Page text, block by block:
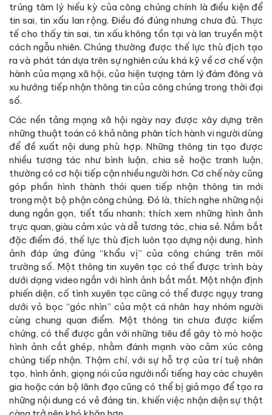
trúng tâm lý hiếu kỳ của công chúng chính là điều kiện để
tin sai, tin xấu lan rộng. Điều đó đúng nhưng chưa đủ. Thực
tế cho thấy tin sai, tin xấu không tồn tại và lan truyền một
cách ngẫu nhiên. Chúng thường được thế lực thù địch tạo
ra và phát tán dựa trên sự nghiên cứu khá kỹ về cơ chế vận
hành của mạng xã hội, của hiện tượng tâm lý đám đông và
xu hướng tiếp nhận thông tin của công chúng trong thời đại
số.
Các nền tảng mạng xã hội ngày nay được xây dựng trên
những thuật toán có khả năng phân tích hành vi người dùng
để đề xuất nội dung phù hợp. Những thông tin tạo được
nhiều tương tác như bình luận, chia sẻ hoặc tranh luận,
thường có cơ hội tiếp cận nhiều người hơn. Cơ chế này cũng
góp phần hình thành thói quen tiếp nhận thông tin mới
trong một bộ phận công chúng. Đó là, thích nghe những nội
dung ngắn gọn, tiết tấu nhanh; thích xem những hình ảnh
trực quan, giàu cảm xúc và dễ tương tác, chia sẻ. Nắm bắt
đặc điểm đó, thế lực thù địch luôn tạo dựng nội dung, hình
ảnh đáp ứng đúng “khẩu vị” của công chúng trên môi
trường số. Một thông tin xuyên tạc có thể được trình bày
dưới dạng video ngắn với hình ảnh bắt mắt. Một nhận định
phiến diện, cố tình xuyên tạc cũng có thể được ngụy trang
dưới vỏ bọc “góc nhìn” của một cá nhân hay nhóm người
cùng chung quan điểm. Một thông tin chưa được kiểm
chứng, có thể được gắn với những tiêu đề gây tò mò hoặc
hình ảnh cắt ghép, nhằm đánh mạnh vào cảm xúc công
chúng tiếp nhận. Thậm chí, với sự hỗ trợ của trí tuệ nhân
tạo, hình ảnh, giọng nói của người nổi tiếng hay các chuyên
gia hoặc cán bộ lãnh đạo cũng có thể bị giả mạo để tạo ra
những nội dung có vẻ đáng tin, khiến việc nhận diện sự thật